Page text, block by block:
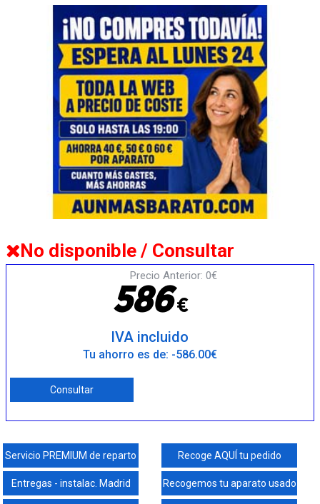
No disponible / Consultar
Precio Anterior: 0€
586€
IVA incluido
Tu ahorro es de: -586.00€
Consultar
Servicio PREMIUM de reparto Recoge AQUÍ tu pedido
Entregas - instalac. Madrid Recogemos tu aparato usado